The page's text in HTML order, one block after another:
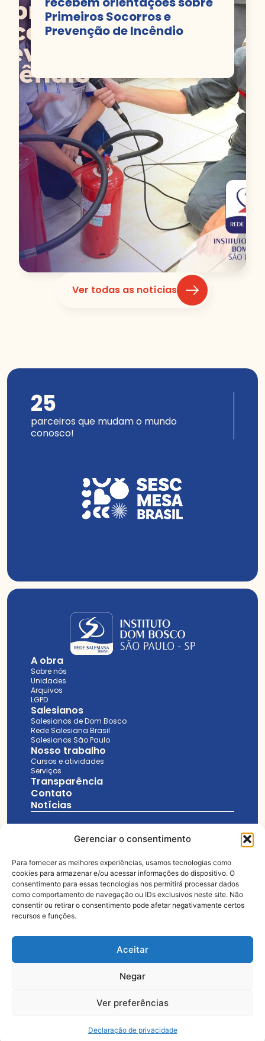
Gerenciar o consentimento
Para fornecer as melhores experiências, usamos tecnologias como
cookies para armazenar e/ou acessar informações do dispositivo. O
consentimento para essas tecnologias nos permitirá processar dados
como comportamento de navegação ou IDs exclusivos neste site. Não
consentir ou retirar o consentimento pode afetar negativamente certos
recursos e funções.
Aceitar
Negar
Ver preferências
Declaração de privacidade
Primeiros Socorros e
Prevenção de Incêndio
Ver todas as notícias
parceiros que mudam o mundo
conosco!
25
A obra
Sobre nós
Unidades
Arquivos
LGPD
Salesianos
Salesianos de Dom Bosco
Rede Salesiana Brasil
Salesianos São Paulo
Nosso trabalho
Cursos e atividades
Serviços
Transparência
Contato
Notícias
11 3329-7999
salesianos@idb.org.br
Praça Coronel Fernando Prestes, 233